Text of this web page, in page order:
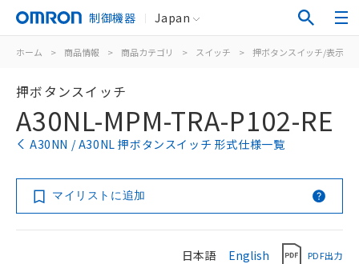
制御機器 Japan
ホーム > 商品情報 > 商品カテゴリ > スイッチ > 押ボタンスイッチ/表示灯
押ボタンスイッチ
A30NL-MPM-TRA-P102-RE
A30NN / A30NL 押ボタンスイッチ 形式仕様一覧
マイリストに追加
日本語 English PDF出力